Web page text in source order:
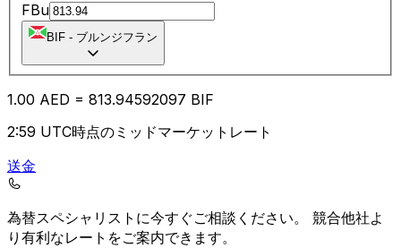
FBu
BIF - ブルンジフラン
1.00 AED = 813.94592097 BIF
2:59 UTC時点のミッドマーケットレート
送金
為替スペシャリストに今すぐご相談ください。 競合他社よ
り有利なレートをご案内できます。